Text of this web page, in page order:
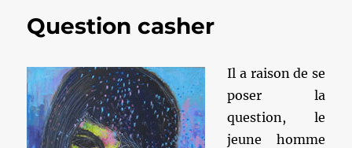
Question casher
Il a raison de se
poser la
question, le
jeune homme